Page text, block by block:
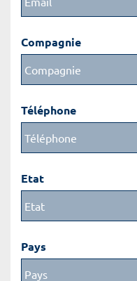
Compagnie
Téléphone
Etat
Pays